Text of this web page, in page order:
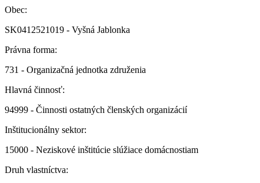
Obec:
SK0412521019 - Vyšná Jablonka
Právna forma:
731 - Organizačná jednotka združenia
Hlavná činnosť:
94999 - Činnosti ostatných členských organizácií
Inštitucionálny sektor:
15000 - Neziskové inštitúcie slúžiace domácnostiam
Druh vlastníctva: